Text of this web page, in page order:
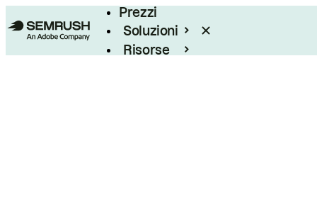
Prezzi
Soluzioni
Risorse